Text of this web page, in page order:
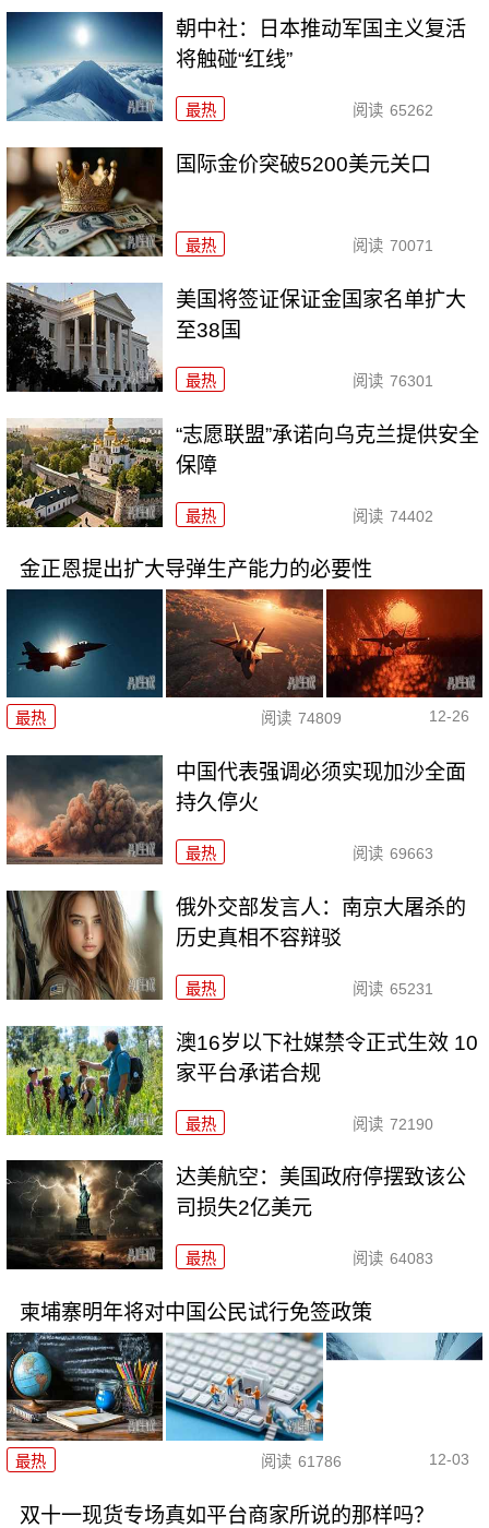
朝中社：日本推动军国主义复活
将触碰“红线”
最热 阅读 65262
国际金价突破5200美元关口
最热 阅读 70071
美国将签证保证金国家名单扩大
至38国
最热 阅读 76301
“志愿联盟”承诺向乌克兰提供安全
保障
最热 阅读 74402
金正恩提出扩大导弹生产能力的必要性
最热 阅读 74809 12-26
中国代表强调必须实现加沙全面
持久停火
最热 阅读 69663
俄外交部发言人：南京大屠杀的
历史真相不容辩驳
最热 阅读 65231
澳16岁以下社媒禁令正式生效 10
家平台承诺合规
最热 阅读 72190
达美航空：美国政府停摆致该公
司损失2亿美元
最热 阅读 64083
柬埔寨明年将对中国公民试行免签政策
最热 阅读 61786 12-03
双十一现货专场真如平台商家所说的那样吗？